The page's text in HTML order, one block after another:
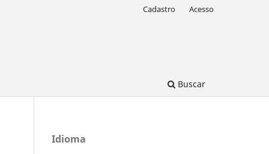
Buscar
Cadastro Acesso
Idioma